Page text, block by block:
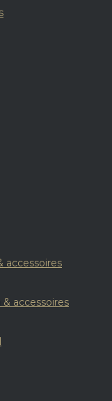
accessoires
accessoires